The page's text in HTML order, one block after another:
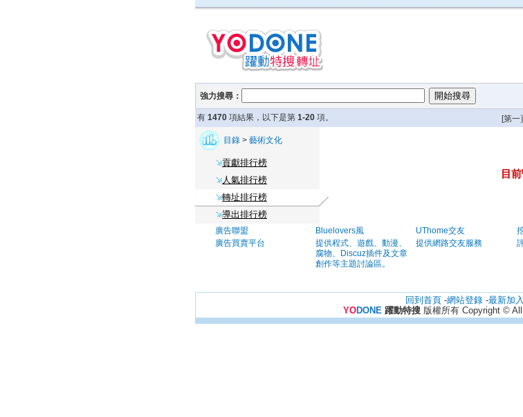
強力搜尋：
有 1470 項結果，以下是第 1-20 項。 [第一
目錄 > 藝術文化
貢獻排行榜
人氣排行榜
轉址排行榜
導出排行榜
目
廣告聯盟
廣告買賣平台
Bluelovers風
提供程式、遊戲、動漫、
腐物、Discuz插件及文章
創作等主題討論區。
UThome交友
提供網路交友服務
回到首頁 -網站登錄 -最新加入
YODONE 躍動特搜版權所有 Copyright ©